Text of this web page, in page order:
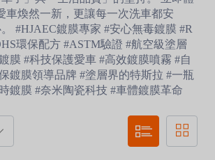
車煥然一新，更讓每一次洗車都安
#HJAEC鍍膜專家 #安心無毒鍍膜 #R
環保配方 #ASTM驗證 #航空級塗層
膜 #科技保護愛車 #高效鍍膜噴霧 #自
鍍膜領導品牌 #塗層界的特斯拉 #一瓶
鍍膜 #奈米陶瓷科技 #車體鍍膜革命